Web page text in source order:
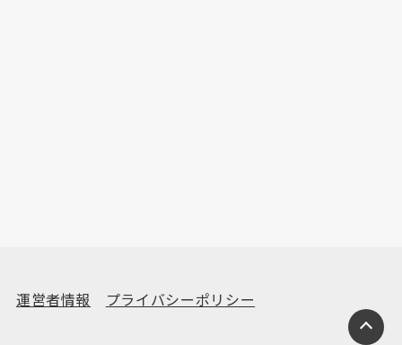
運営者情報 プライバシーポリシー